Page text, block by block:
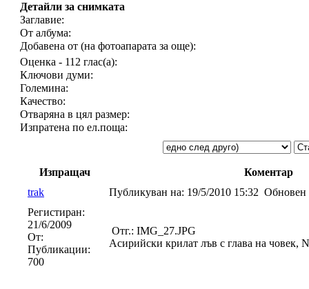
Детайли за снимката
Заглавие:
От албума:
Добавена от (на фотоапарата за още):
Оценка - 112 глас(а):
Ключови думи:
Големина:
Качество:
Отваряна в цял размер:
Изпратена по ел.поща:
Изпращач
Коментар
trak
Публикуван на: 19/5/2010 15:32 Обновен
Регистиран:
21/6/2009
От:
Публикации:
700
Отг.: IMG_27.JPG
Асирийски крилат лъв с глава на човек,